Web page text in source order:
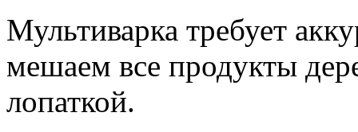
Мультиварка требует
мешаем все продукты
лопаткой.